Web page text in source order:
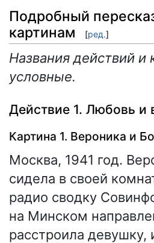
Подробный
картинам
[ред.]
Названия действий и
условные.
Действие 1. Любовь и
Картина 1. Вероника и
Москва, 1941 год.
сидела в своей
радио сводку
на Минском
расстроила девушку,